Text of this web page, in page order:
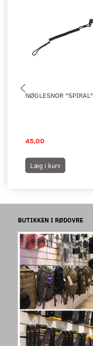
NØGLESNOR "SPIRAL"
45,00
Læg i kurv
BUTIKKEN I RØDOVRE